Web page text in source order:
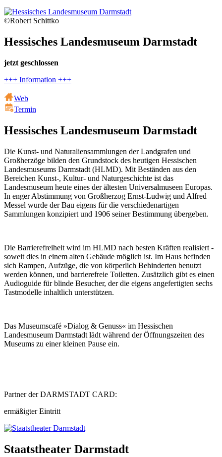
©Robert Schittko
Hessisches Landesmuseum Darmstadt
jetzt geschlossen
+++ Information +++
Web
Termin
Hessisches Landesmuseum Darmstadt
Die Kunst- und Naturaliensammlungen der Landgrafen und
Großherzöge bilden den Grundstock des heutigen Hessischen
Landesmuseums Darmstadt (HLMD). Mit Beständen aus den
Bereichen Kunst-, Kultur- und Naturgeschichte ist das
Landesmuseum heute eines der ältesten Universalmuseen Europas.
In enger Abstimmung von Großherzog Ernst-Ludwig und Alfred
Messel wurde der Bau eigens für die verschiedenartigen
Sammlungen konzipiert und 1906 seiner Bestimmung übergeben.
Die Barrierefreiheit wird im HLMD nach besten Kräften realisiert -
soweit dies in einem alten Gebäude möglich ist. Im Haus befinden
sich Rampen, Aufzüge, die von körperlich Behinderten benutzt
werden können, und barrierefreie Toiletten. Zusätzlich gibt es einen
Audioguide für blinde Besucher, der die eigens angefertigten sechs
Tastmodelle inhaltlich unterstützen.
Das Museumscafé »Dialog & Genuss« im Hessischen
Landesmuseum Darmstadt lädt während der Öffnungszeiten des
Museums zu einer kleinen Pause ein.
Partner der DARMSTADT CARD:
ermäßigter Eintritt
Staatstheater Darmstadt